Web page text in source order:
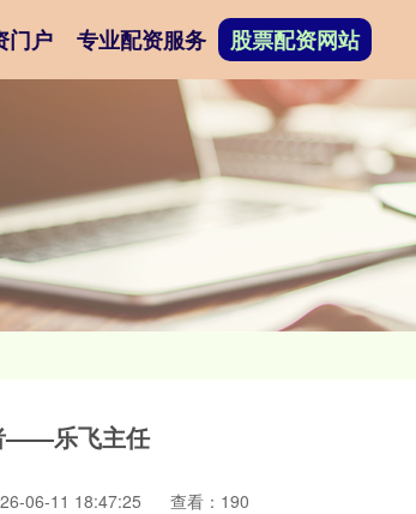
门户 专业配资服务 股票配资网站
——乐飞主任
06-11 18:47:25 查看：190